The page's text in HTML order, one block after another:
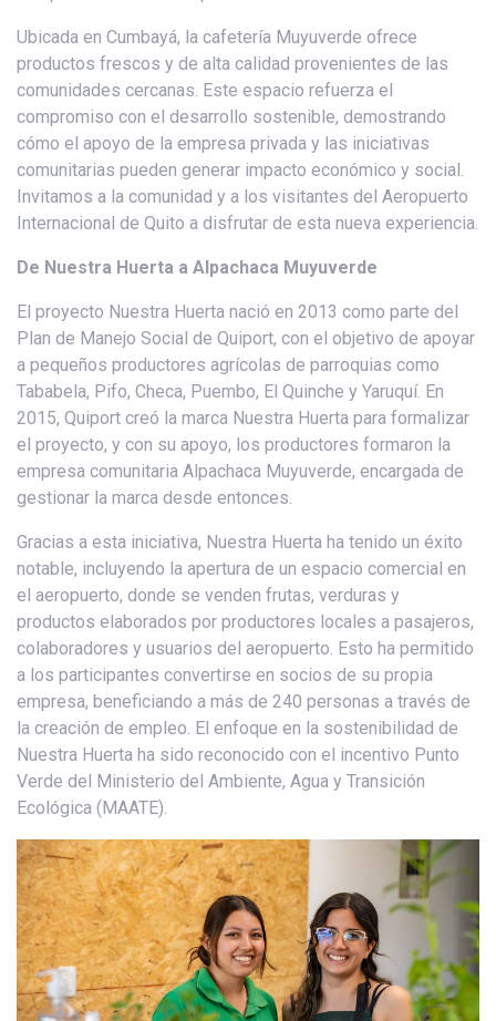
Ubicada en Cumbayá, la cafetería Muyuverde ofrece
productos frescos y de alta calidad provenientes de las
comunidades cercanas. Este espacio refuerza el
compromiso con el desarrollo sostenible, demostrando
cómo el apoyo de la empresa privada y las iniciativas
comunitarias pueden generar impacto económico y social.
Invitamos a la comunidad y a los visitantes del Aeropuerto
Internacional de Quito a disfrutar de esta nueva experiencia.
De Nuestra Huerta a Alpachaca Muyuverde
El proyecto Nuestra Huerta nació en 2013 como parte del
Plan de Manejo Social de Quiport, con el objetivo de apoyar
a pequeños productores agrícolas de parroquias como
Tababela, Pifo, Checa, Puembo, El Quinche y Yaruquí. En
2015, Quiport creó la marca Nuestra Huerta para formalizar
el proyecto, y con su apoyo, los productores formaron la
empresa comunitaria Alpachaca Muyuverde, encargada de
gestionar la marca desde entonces.
Gracias a esta iniciativa, Nuestra Huerta ha tenido un éxito
notable, incluyendo la apertura de un espacio comercial en
el aeropuerto, donde se venden frutas, verduras y
productos elaborados por productores locales a pasajeros,
colaboradores y usuarios del aeropuerto. Esto ha permitido
a los participantes convertirse en socios de su propia
empresa, beneficiando a más de 240 personas a través de
la creación de empleo. El enfoque en la sostenibilidad de
Nuestra Huerta ha sido reconocido con el incentivo Punto
Verde del Ministerio del Ambiente, Agua y Transición
Ecológica (MAATE).